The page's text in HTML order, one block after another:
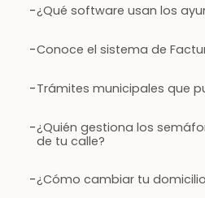
-¿Qué software usan los
-Conoce el sistema de
-Trámites municipales que
-¿Quién gestiona los
de tu calle?
-¿Cómo cambiar tu